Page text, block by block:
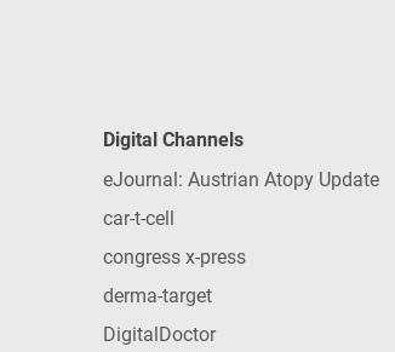
Digital Channels
eJournal: Austrian Atopy Update
car-t-cell
congress x-press
derma-target
DigitalDoctor